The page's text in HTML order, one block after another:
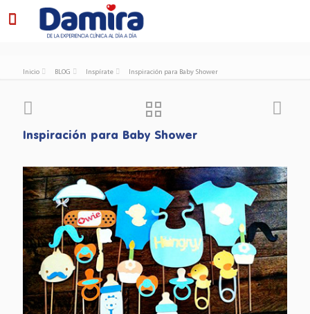
Inicio BLOG Inspírate Inspiración para Baby Shower
Inspiración para Baby Shower